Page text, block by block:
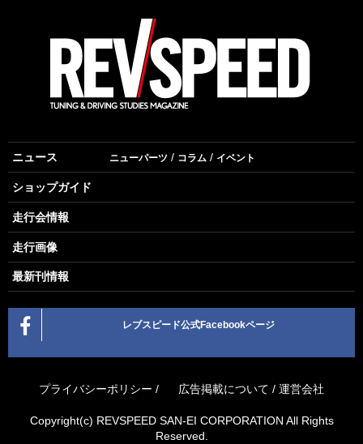
ニュース ニューパーツ コラム イベント
ショップガイド
走行会情報
走行画像
最新刊情報
レブスピード公式Facebookページ
プライバシーポリシー / 広告掲載について / 運営会社
Copyright(c) REVSPEED SAN-EI CORPORATION All Rights
Reserved.